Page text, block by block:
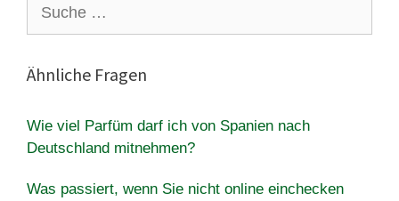
nach:
Ähnliche Fragen
Wie viel Parfüm darf ich von Spanien nach
Deutschland mitnehmen?
Was passiert, wenn Sie nicht online einchecken